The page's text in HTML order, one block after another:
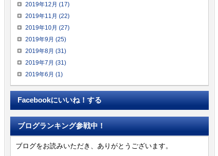
2019年12月 (17)
2019年11月 (22)
2019年10月 (27)
2019年9月 (25)
2019年8月 (31)
2019年7月 (31)
2019年6月 (1)
Facebookにいいね！する
ブログランキング参戦中！
ブログをお読みいただき、ありがとうございます。